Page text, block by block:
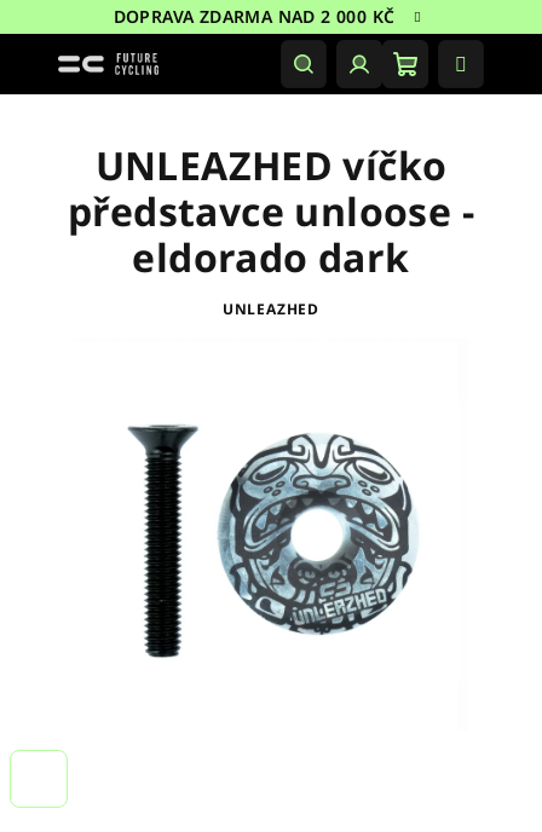
na
DOPRAVA ZDARMA NAD 2 000 KČ
HledatPřihlášeníNákupní
UNLEAZHED víčko
představce unloose -
eldorado dark
UNLEAZHED